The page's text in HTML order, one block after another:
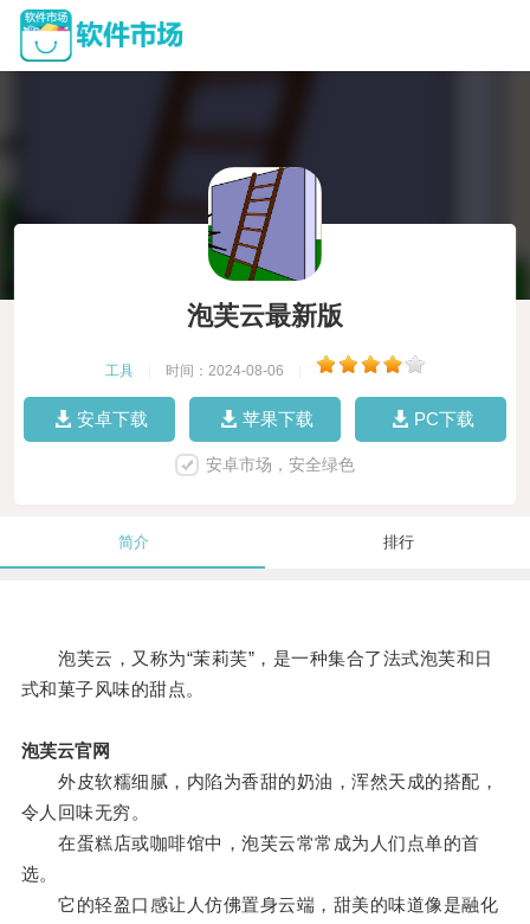
泡芙云最新版
工具 时间：2024-08-06
安卓下载 苹果下载 PC下载
安卓市场，安全绿色
简介 排行
泡芙云，又称为“茉莉芙”，是一种集合了法式泡芙和日
式和菓子风味的甜点。
泡芙云官网
外皮软糯细腻，内陷为香甜的奶油，浑然天成的搭配，
令人回味无穷。
在蛋糕店或咖啡馆中，泡芙云常常成为人们点单的首
选。
它的轻盈口感让人仿佛置身云端，甜美的味道像是融化